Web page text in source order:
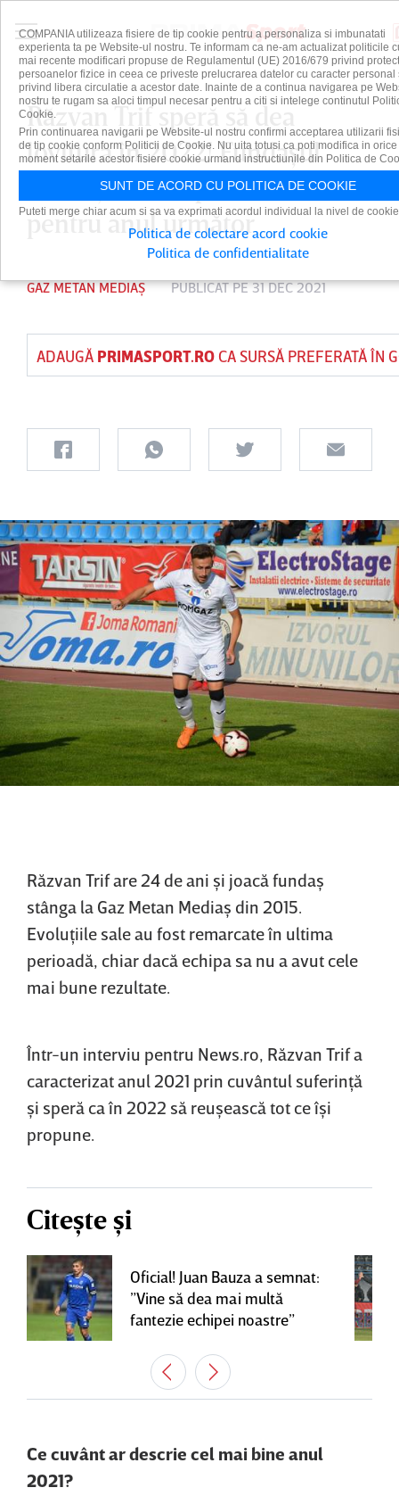
Răzvan Trif speră să dea
lovitura în 2022! Fundaşul
Mediaşului are planuri mari
pentru anul următor
GAZ METAN MEDIAȘ PUBLICAT PE 31 DEC 2021
ADAUGĂ PRIMASPORT.ROCA SURSĂ PREFERATĂ ÎN
Răzvan Trif are 24 de ani şi joacă fundaş
stânga la Gaz Metan Mediaş din 2015.
Evoluţiile sale au fost remarcate în ultima
perioadă, chiar dacă echipa sa nu a avut cele
mai bune rezultate.
Într-un interviu pentru News.ro, Răzvan Trif a
caracterizat anul 2021 prin cuvântul suferinţă
şi speră ca în 2022 să reuşească tot ce îşi
propune.
Citește și
Oficial! Juan Bauza a semnat:
”Vine să dea mai multă
fantezie echipei noastre”
Ce cuvânt ar descrie cel mai bine anul
2021?
COMPANIA utilizeaza fisiere de tip cookie pentru a personaliza si imbunatati
experienta ta pe Website-ul nostru. Te informam ca ne-am actualizat politicile
mai recente modificari propuse de Regulamentul (UE) 2016/679 privind
persoanelor fizice in ceea ce priveste prelucrarea datelor cu caracter personal
privind libera circulatie a acestor date. Inainte de a continua navigarea pe
nostru te rugam sa aloci timpul necesar pentru a citi si intelege continutul
Cookie.
Prin continuarea navigarii pe Website-ul nostru confirmi acceptarea utilizarii
de tip cookie conform Politicii de Cookie. Nu uita totusi ca poti modifica in orice
moment setarile acestor fisiere cookie urmand instructiunile din Politica de
SUNT DE ACORD CU POLITICA DE COOKIE
Puteti merge chiar acum si sa va exprimati acordul individual la nivel de
Politica de colectare acord cookie
Politica de confidentialitate